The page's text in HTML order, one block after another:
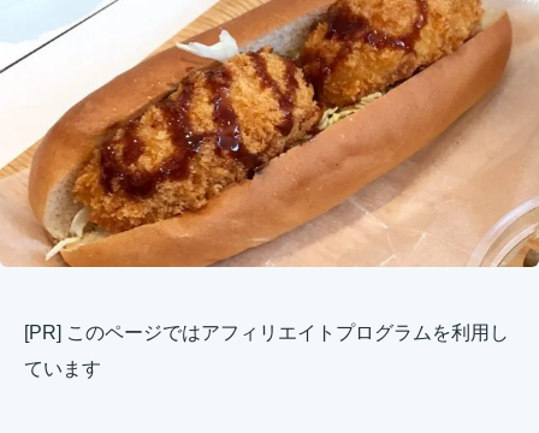
[PR] このページではアフィリエイトプログラムを利用し
ています